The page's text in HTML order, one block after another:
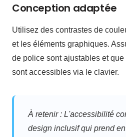
Conception adaptée
Utilisez des contrastes de
et les éléments graphiques.
de police sont ajustables et
sont accessibles via le clavier.
À retenir : L'accessibilité
design inclusif qui prend